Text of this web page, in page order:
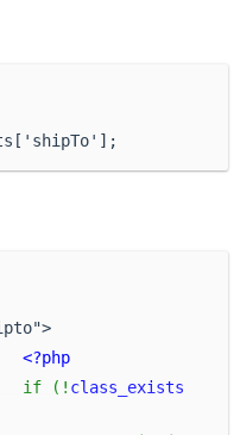
<?php
if (!